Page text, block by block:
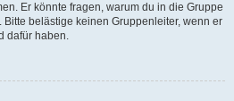
Er könnte fragen, warum du in die Gruppe
belästige keinen Gruppenleiter, wenn er
dafür haben.